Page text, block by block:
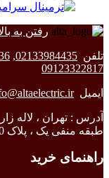
رفتن به
تلفن 02133984435
,
09123322817
ایمیل
آدرس : تهران ، لاله
طبقه منفی یک ، پلاک 20
راهنمای خرید